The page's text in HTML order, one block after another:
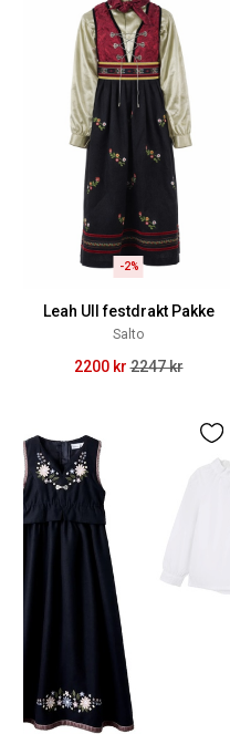
-2%
Leah Ull festdrakt Pakke
Salto
2200 kr 2247 kr